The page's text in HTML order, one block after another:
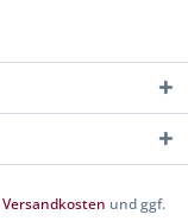
Versandkosten und ggf.